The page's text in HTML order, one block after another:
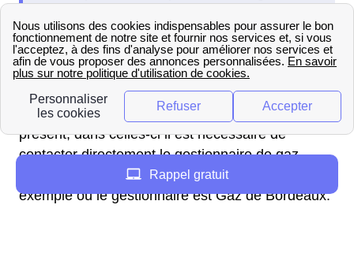
sont aujourd'hui client du distributeur.
Il existe cependant des villes où GRDF n'est pas
présent, dans celles-ci il est nécessaire de
contacter directement le gestionnaire de gaz
local. C'est le cas dans la ville de Bordeaux par
exemple où le gestionnaire est Gaz de Bordeaux.
Rappel gratuit